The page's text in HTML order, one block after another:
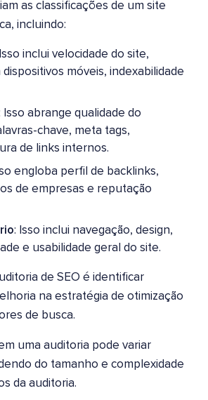
as classificações de um site
incluindo:
inclui velocidade do site,
móveis, indexabilidade
Isso abrange qualidade do
chave, meta tags,
de links internos.
engloba perfil de backlinks,
de empresas e reputação
: Isso inclui navegação, design,
e usabilidade geral do site.
de SEO é identificar
na estratégia de otimização
de busca.
uma auditoria pode variar
do tamanho e complexidade
da auditoria.